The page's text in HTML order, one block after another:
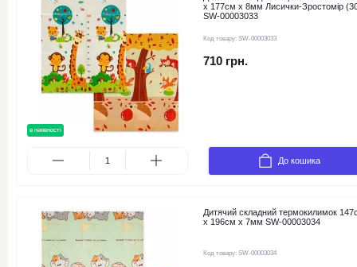
в наявності
х 177см х 8мм Лисички-Зростомір
SW-00003033
Код товару: SW-00003033
710 грн.
До кошика
Дитячий складний термокилимок
х 196см х 7мм SW-00003034
Код товару: SW-00003034